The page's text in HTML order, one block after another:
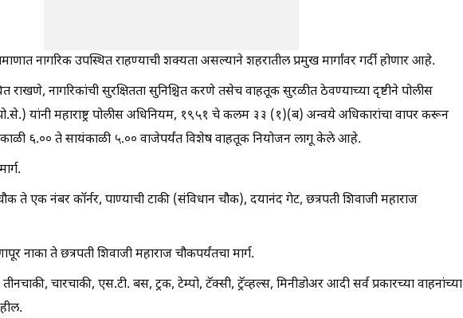
नागरिक उपस्थित राहण्याची शक्यता असल्याने शहरातील प्रमुख मार्गांवर गर्दी होणार आहे.
राखणे, नागरिकांची सुरक्षितता सुनिश्चित करणे तसेच वाहतूक सुरळीत ठेवण्याच्या दृष्टीने पोलीस
यांनी महाराष्ट्र पोलीस अधिनियम, १९५१ चे कलम ३३ (१)(ब) अन्वये अधिकारांचा वापर करून
६.०० ते सायंकाळी ५.०० वाजेपर्यंत विशेष वाहतूक नियोजन लागू केले आहे.
ते एक नंबर कॉर्नर, पाण्याची टाकी (संविधान चौक), दयानंद गेट, छत्रपती शिवाजी महाराज
नाका ते छत्रपती शिवाजी महाराज चौकपर्यंतचा मार्ग.
चारचाकी, एस.टी. बस, ट्रक, टेम्पो, टॅक्सी, ट्रॅव्हल्स, मिनीडोअर आदी सर्व प्रकारच्या वाहनांच्या